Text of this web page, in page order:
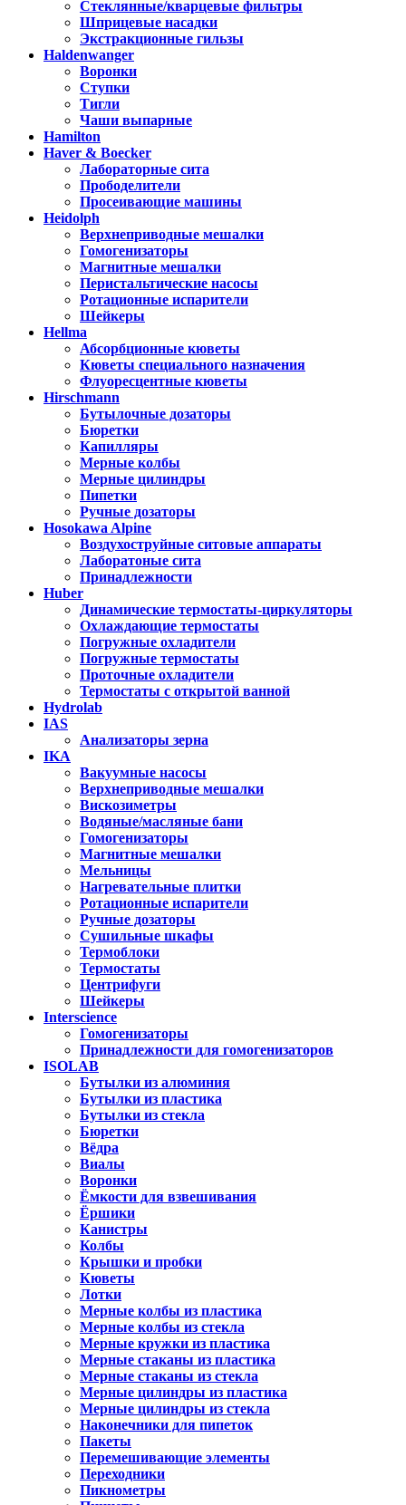
Стеклянные/кварцевые фильтры
Шприцевые насадки
Экстракционные гильзы
Haldenwanger
Воронки
Ступки
Тигли
Чаши выпарные
Hamilton
Haver & Boecker
Лабораторные сита
Прободелители
Просеивающие машины
Heidolph
Верхнеприводные мешалки
Гомогенизаторы
Магнитные мешалки
Перистальтические насосы
Ротационные испарители
Шейкеры
Hellma
Абсорбционные кюветы
Кюветы специального назначения
Флуоресцентные кюветы
Hirschmann
Бутылочные дозаторы
Бюретки
Капилляры
Мерные колбы
Мерные цилиндры
Пипетки
Ручные дозаторы
Hosokawa Alpine
Воздухоструйные ситовые аппараты
Лаборатоные сита
Принадлежности
Huber
Динамические термостаты-циркуляторы
Охлаждающие термостаты
Погружные охладители
Погружные термостаты
Проточные охладители
Термостаты с открытой ванной
Hydrolab
IAS
Анализаторы зерна
IKA
Вакуумные насосы
Верхнеприводные мешалки
Вискозиметры
Водяные/масляные бани
Гомогенизаторы
Магнитные мешалки
Мельницы
Нагревательные плитки
Ротационные испарители
Ручные дозаторы
Сушильные шкафы
Термоблоки
Термостаты
Центрифуги
Шейкеры
Interscience
Гомогенизаторы
Принадлежности для гомогенизаторов
ISOLAB
Бутылки из алюминия
Бутылки из пластика
Бутылки из стекла
Бюретки
Вёдра
Виалы
Воронки
Ёмкости для взвешивания
Ёршики
Канистры
Колбы
Крышки и пробки
Кюветы
Лотки
Мерные колбы из пластика
Мерные колбы из стекла
Мерные кружки из пластика
Мерные стаканы из пластика
Мерные стаканы из стекла
Мерные цилиндры из пластика
Мерные цилиндры из стекла
Наконечники для пипеток
Пакеты
Перемешивающие элементы
Переходники
Пикнометры